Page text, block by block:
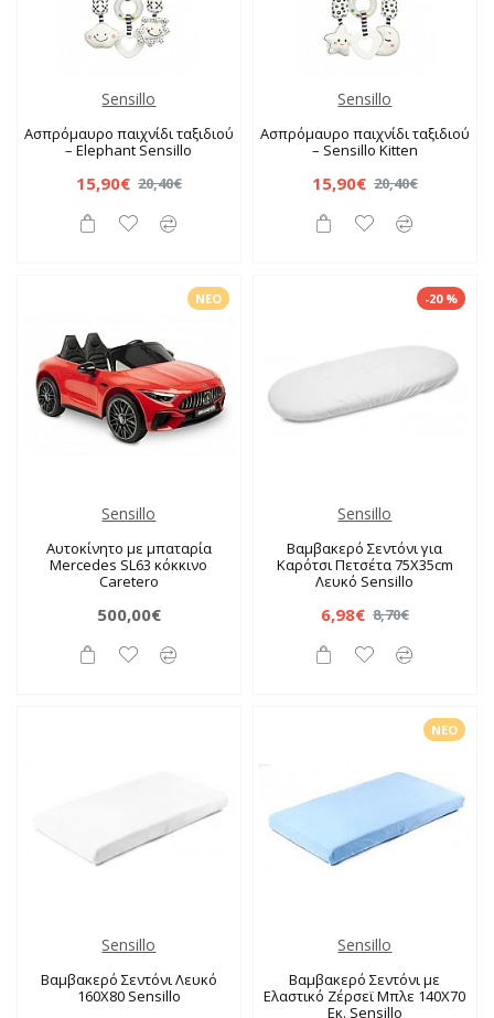
Sensillo
Ασπρόμαυρο παιχνίδι ταξιδιού
– Elephant Sensillo
15,90€ 20,40€
Sensillo
Ασπρόμαυρο παιχνίδι ταξιδιού
– Sensillo Kitten
15,90€ 20,40€
ΝΈΟ
Sensillo
Αυτοκίνητο με μπαταρία
Mercedes SL63 κόκκινο
Caretero
500,00€
-20 %
Sensillo
Βαμβακερό Σεντόνι για
Καρότσι Πετσέτα 75X35cm
Λευκό Sensillo
6,98€ 8,70€
Sensillo
Βαμβακερό Σεντόνι Λευκό
160X80 Sensillo
ΝΈΟ
Sensillo
Βαμβακερό Σεντόνι με
Ελαστικό Ζέρσεϊ Μπλε 140X70
Εκ. Sensillo